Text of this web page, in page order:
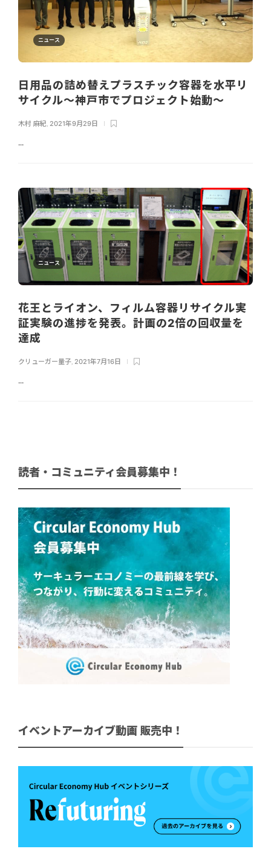
ニュース
日用品の詰め替えプラスチック容器を水平リ
サイクル～神戸市でプロジェクト始動～
木村 麻紀 2021年9月29日
...
ニュース
花王とライオン、フィルム容器リサイクル実
証実験の進捗を発表。計画の2倍の回収量を
達成
クリューガー量子, 2021年7月16日
...
読者・コミュニティ会員募集中！
イベントアーカイブ動画 販売中！